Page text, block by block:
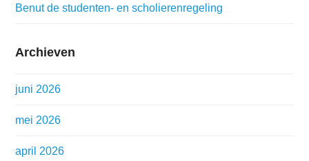
Benut de studenten- en scholierenregeling
Archieven
juni 2026
mei 2026
april 2026